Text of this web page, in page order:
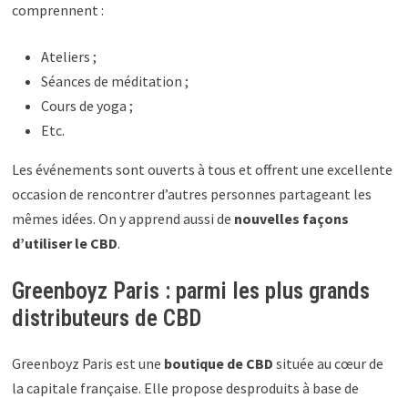
comprennent :
Ateliers ;
Séances de méditation ;
Cours de yoga ;
Etc.
Les événements sont ouverts à tous et offrent une excellente
occasion de rencontrer d’autres personnes partageant les
mêmes idées. On y apprend aussi de nouvelles façons
d’utiliser le CBD.
Greenboyz Paris : parmi les plus grands
distributeurs de CBD
Greenboyz Paris est une boutique de CBD située au cœur de
la capitale française. Elle propose desproduits à base de